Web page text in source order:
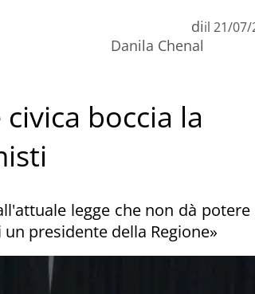
di
Danila Chenal
il 21/07/
boccia la
legge che non dà potere
presidente della Regione»